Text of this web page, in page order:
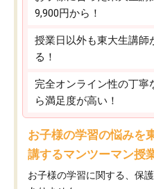
9,900円から！
授業日以外も東大生講師
る！
完全オンライン性の丁
ら満足度が高い！
お子様の学習の悩みを
講するマンツーマン授
お子様の学習に関する、保